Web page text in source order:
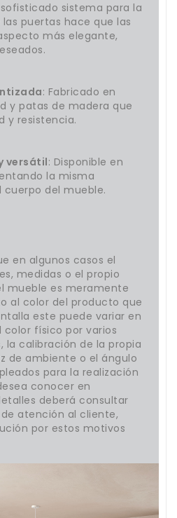
sofisticado sistema para la
puertas hace que las
más elegante,
: Fabricado en
y patas de madera que
y resistencia.
versátil: Disponible en
la misma
del mueble.
en algunos casos el
medidas o el propio
mueble es meramente
al color del producto que
este puede variar en
físico por varios
la calibración de la propia
de ambiente o el ángulo
para la realización
conocer en
deberá consultar
atención al cliente,
por estos motivos